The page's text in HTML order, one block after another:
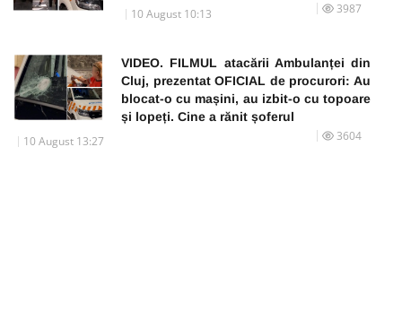
10 August 10:13 3987
VIDEO. FILMUL atacării Ambulanței din
Cluj, prezentat OFICIAL de procurori: Au
blocat-o cu mașini, au izbit-o cu topoare
și lopeți. Cine a rănit șoferul
10 August 13:27 3604